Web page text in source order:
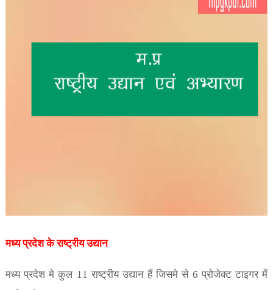
मध्य प्रदेश के राष्ट्रीय उद्यान
मध्य प्रदेश मे कुल 11 राष्ट्रीय उद्यान हैं जिसमे से 6 प्रोजेक्ट टाइगर में